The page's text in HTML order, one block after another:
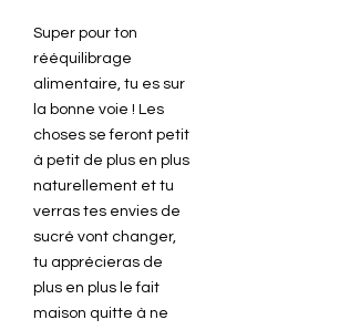
Super pour ton
rééquilibrage
alimentaire, tu es sur
la bonne voie ! Les
choses se feront petit
à petit de plus en plus
naturellement et tu
verras tes envies de
sucré vont changer,
tu apprécieras de
plus en plus le fait
maison quitte à ne